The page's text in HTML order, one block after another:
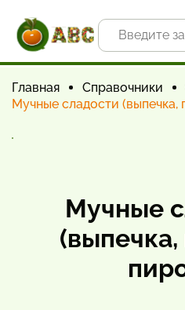
Главная Справочники
Мучные сладости (выпечка,
Мучные
(выпечка,